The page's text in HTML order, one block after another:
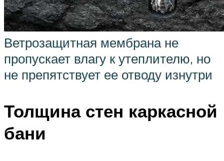
Ветрозащитная мембрана не
пропускает влагу к утеплителю, но
не препятствует ее отводу изнутри
Толщина стен каркасной
бани